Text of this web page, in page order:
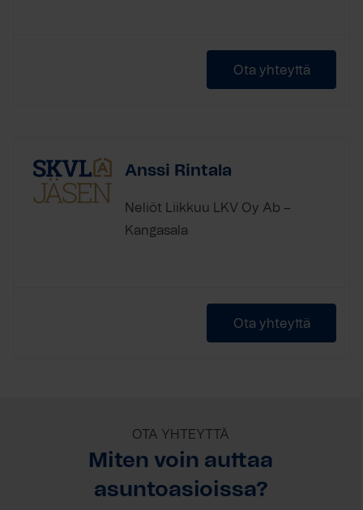
Ota yhteyttä
Anssi Rintala
Neliöt Liikkuu LKV Oy Ab –
Kangasala
Ota yhteyttä
OTA YHTEYTTÄ
Miten voin auttaa
asuntoasioissa?